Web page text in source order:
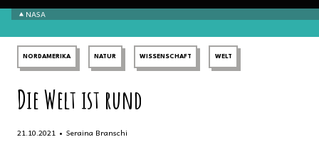
NASA
NORDAMERIKA NATUR WISSENSCHAFT WELT
Die Welt ist rund
21.10.2021 • Seraina Branschi